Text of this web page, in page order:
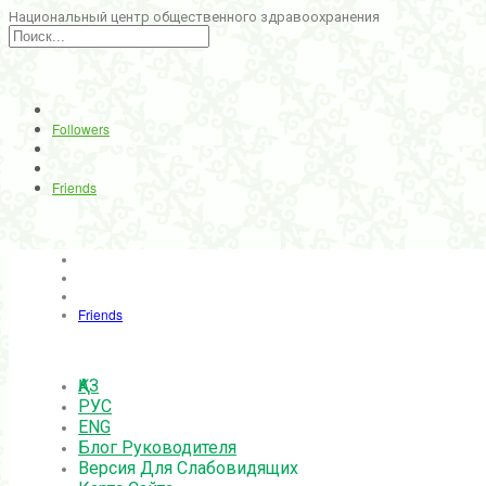
Национальный центр общественного здравоохранения
Followers
Friends
Friends
ҚАЗ
РУС
ENG
Блог Руководителя
Версия Для Слабовидящих